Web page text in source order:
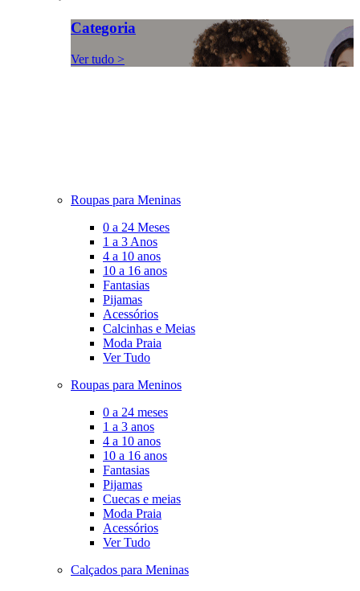
Categoria
Ver tudo >
Roupas para Meninas
0 a 24 Meses
1 a 3 Anos
4 a 10 anos
10 a 16 anos
Fantasias
Pijamas
Acessórios
Calcinhas e Meias
Moda Praia
Ver Tudo
Roupas para Meninos
0 a 24 meses
1 a 3 anos
4 a 10 anos
10 a 16 anos
Fantasias
Pijamas
Cuecas e meias
Moda Praia
Acessórios
Ver Tudo
Calçados para Meninas